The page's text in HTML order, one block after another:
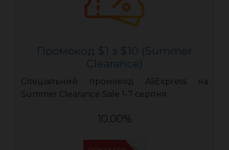
Промокод $1 з $10 (Summer
Clearance)
Спеціальний промокод AliExpress на
Summer Clearance Sale 1-7 серпня
10.00%